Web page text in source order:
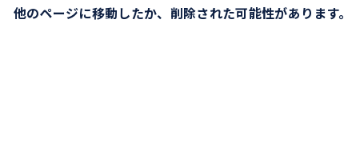
他のページに移動したか、 削除された可能性があります。